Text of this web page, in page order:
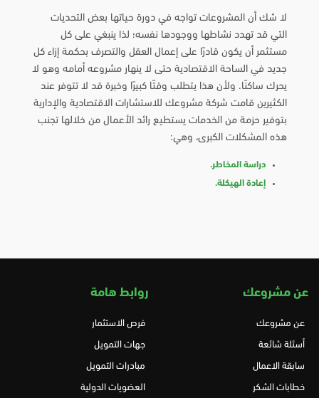
لا شك أن المشروعات تواجه في دورة حياتها بعض التحديات
التي قد تهدد نشاطها ووجودها نفسه؛ لذا ينبغي على كل
مستثمر أن يكون قادرًا على إعمال العقل والتصرف بحكمة إزاء كل
جديد في الساحة الاقتصادية حتى لا ينهار مشروعه أمامه وهو لا
يحرك ساكنًا. ولأن هذا يتطلب وقتًا كبيرًا وخبرة قد لا تتوفر عند
الكثيرين قامت شركة مشروعك للاستشارات الاقتصادية والإدارية
بتوفير حزمة من الخدمات يستطيع رائد الأعمال من خلالها تجنب
هذه المشكلات الكبرى، وهي:
دراسة المخاطر.
إعادة الهيكلة.
عن مشروعك
عن مشروعك
أسئلة شائعة
سابقة الاعمال
خطابات الشكر
روابط هامة
فرص الاستثمار
جهات التمويل
مبادرات التمويل
العضويات الدولية